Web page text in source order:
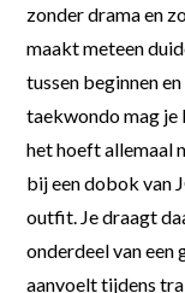
zonder drama en
maakt meteen
tussen beginnen
taekwondo mag je
het hoeft allemaal
bij een dobok van
outfit. Je draagt
onderdeel van
aanvoelt tijdens